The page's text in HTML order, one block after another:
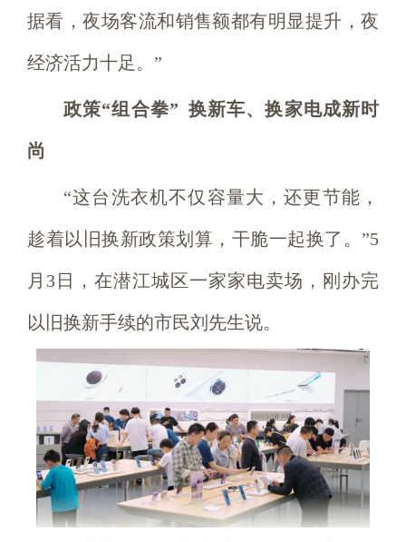
据看，夜场客流和销售额都有明显提升，夜
经济活力十足。”
政策“组合拳” 换新车、换家电成新时
尚
“这台洗衣机不仅容量大，还更节能，
趁着以旧换新政策划算，干脆一起换了。”5
月3日，在潜江城区一家家电卖场，刚办完
以旧换新手续的市民刘先生说。